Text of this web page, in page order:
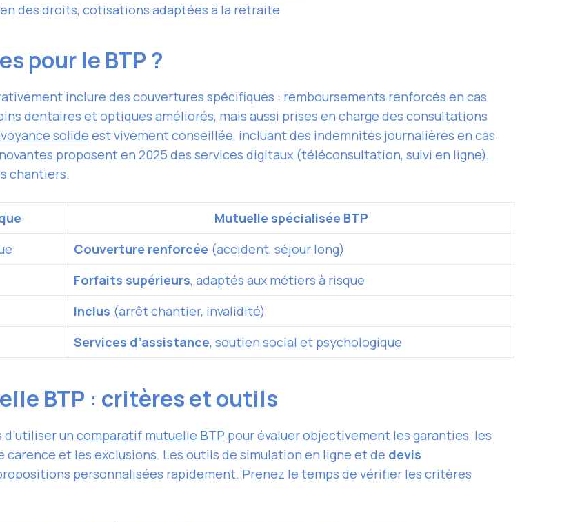
des droits, cotisations adaptées à la retraite
pour le BTP ?
inclure des couvertures spécifiques : remboursements renforcés en cas
dentaires et optiques améliorés, mais aussi prises en charge des consultations
solide est vivement conseillée, incluant des indemnités journalières en cas
proposent en 2025 des services digitaux (téléconsultation, suivi en ligne),
chantiers.
Mutuelle spécialisée BTP
Couverture renforcée (accident, séjour long)
Forfaits supérieurs, adaptés aux métiers à risque
Inclus (arrêt chantier, invalidité)
Services d’assistance, soutien social et psychologique
BTP : critères et outils
un comparatif mutuelle BTP pour évaluer objectivement les garanties, les
et les exclusions. Les outils de simulation en ligne et de devis
personnalisées rapidement. Prenez le temps de vérifier les critères